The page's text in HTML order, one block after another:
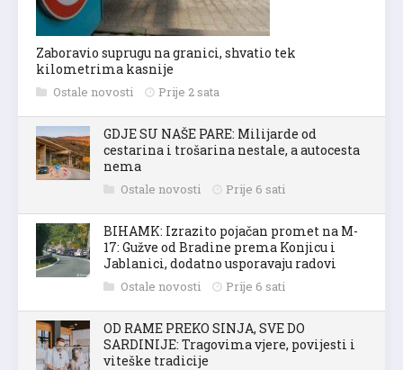
Zaboravio suprugu na granici, shvatio tek
kilometrima kasnije
Ostale novosti Prije 2 sata
GDJE SU NAŠE PARE: Milijarde od
cestarina i trošarina nestale, a autocesta
nema
Ostale novosti Prije 6 sati
BIHAMK: Izrazito pojačan promet na M-
17: Gužve od Bradine prema Konjicu i
Jablanici, dodatno usporavaju radovi
Ostale novosti Prije 6 sati
OD RAME PREKO SINJA, SVE DO
SARDINIJE: Tragovima vjere, povijesti i
viteške tradicije